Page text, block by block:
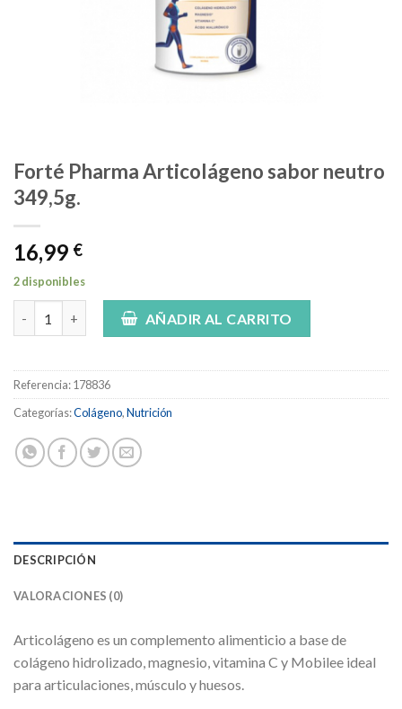
Forté Pharma Articolágeno sabor neutro
349,5g.
16,99 €
2 disponibles
Forté Pharma Articolágeno sabor neutro 349,5g. cantidad
AÑADIR AL CARRITO
Referencia:178836
Categorías:Colágeno,Nutrición
DESCRIPCIÓN
VALORACIONES (0)
Articolágeno es un complemento alimenticio a base de
colágeno hidrolizado, magnesio, vitamina C y Mobilee ideal
para articulaciones, músculo y huesos.